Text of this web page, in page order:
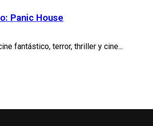
Panic House
fantástico, terror, thriller y cine...